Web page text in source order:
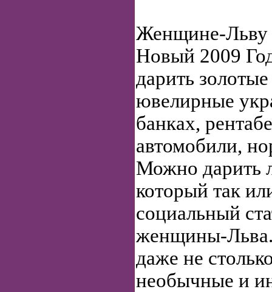
Женщине-Льву
Новый 2009
дарить
ювелирные
банках,
автомобили,
Можно дарить
который так
социальный
женщины-
даже не
необычные и